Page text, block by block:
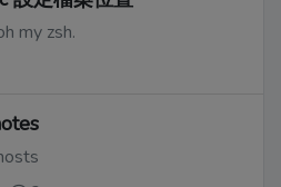
my zsh.